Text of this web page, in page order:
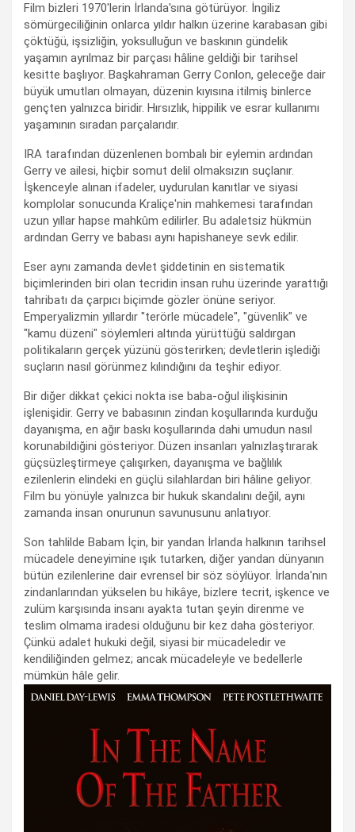
Film bizleri 1970'lerin İrlanda'sına götürüyor. İngiliz
sömürgeciliğinin onlarca yıldır halkın üzerine karabasan gibi
çöktüğü, işsizliğin, yoksulluğun ve baskının gündelik
yaşamın ayrılmaz bir parçası hâline geldiği bir tarihsel
kesitte başlıyor. Başkahraman Gerry Conlon, geleceğe dair
büyük umutları olmayan, düzenin kıyısına itilmiş binlerce
gençten yalnızca biridir. Hırsızlık, hippilik ve esrar kullanımı
yaşamının sıradan parçalarıdır.
IRA tarafından düzenlenen bombalı bir eylemin ardından
Gerry ve ailesi, hiçbir somut delil olmaksızın suçlanır.
İşkenceyle alınan ifadeler, uydurulan kanıtlar ve siyasi
komplolar sonucunda Kraliçe'nin mahkemesi tarafından
uzun yıllar hapse mahkûm edilirler. Bu adaletsiz hükmün
ardından Gerry ve babası aynı hapishaneye sevk edilir.
Eser aynı zamanda devlet şiddetinin en sistematik
biçimlerinden biri olan tecridin insan ruhu üzerinde yarattığı
tahribatı da çarpıcı biçimde gözler önüne seriyor.
Emperyalizmin yıllardır "terörle mücadele", "güvenlik" ve
"kamu düzeni" söylemleri altında yürüttüğü saldırgan
politikaların gerçek yüzünü gösterirken; devletlerin işlediği
suçların nasıl görünmez kılındığını da teşhir ediyor.
Bir diğer dikkat çekici nokta ise baba-oğul ilişkisinin
işlenişidir. Gerry ve babasının zindan koşullarında kurduğu
dayanışma, en ağır baskı koşullarında dahi umudun nasıl
korunabildiğini gösteriyor. Düzen insanları yalnızlaştırarak
güçsüzleştirmeye çalışırken, dayanışma ve bağlılık
ezilenlerin elindeki en güçlü silahlardan biri hâline geliyor.
Film bu yönüyle yalnızca bir hukuk skandalını değil, aynı
zamanda insan onurunun savunusunu anlatıyor.
Son tahlilde Babam İçin, bir yandan İrlanda halkının tarihsel
mücadele deneyimine ışık tutarken, diğer yandan dünyanın
bütün ezilenlerine dair evrensel bir söz söylüyor. İrlanda'nın
zindanlarından yükselen bu hikâye, bizlere tecrit, işkence ve
zulüm karşısında insanı ayakta tutan şeyin direnme ve
teslim olmama iradesi olduğunu bir kez daha gösteriyor.
Çünkü adalet hukuki değil, siyasi bir mücadeledir ve
kendiliğinden gelmez; ancak mücadeleyle ve bedellerle
mümkün hâle gelir.